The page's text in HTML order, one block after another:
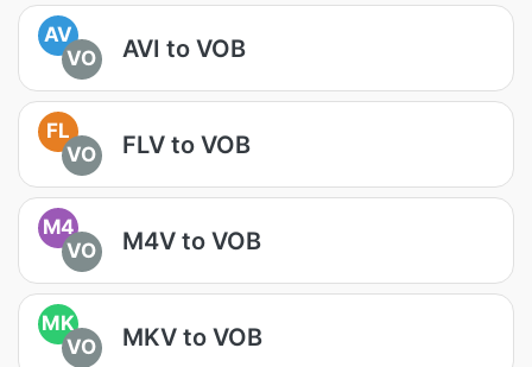
AV
VO
AVI to VOB
FL
VO
FLV to VOB
M4
VO
M4V to VOB
MK
VO
MKV to VOB